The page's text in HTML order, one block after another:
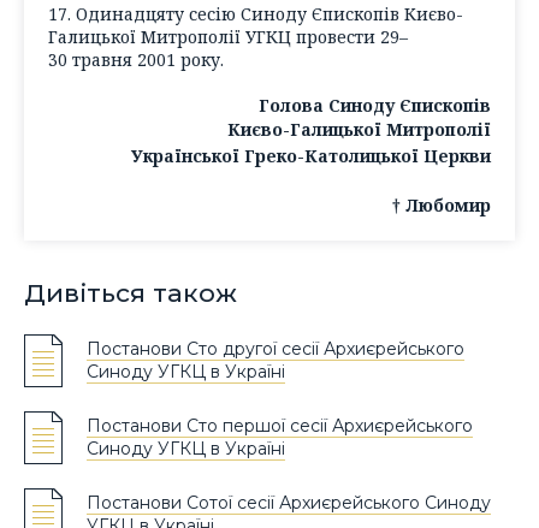
17. Одинадцяту сесію Синоду Єпископів Києво-
Галицької Митрополії УГКЦ провести 29–
30 травня 2001 року.
Голова Синоду Єпископів
Києво-Галицької Митрополії
Української Греко-Католицької Церкви
† Любомир
Дивіться також
Постанови Сто другої сесії Архиєрейського
Синоду УГКЦ в Україні
Постанови Сто першої сесії Архиєрейського
Синоду УГКЦ в Україні
Постанови Сотої сесії Архиєрейського Синоду